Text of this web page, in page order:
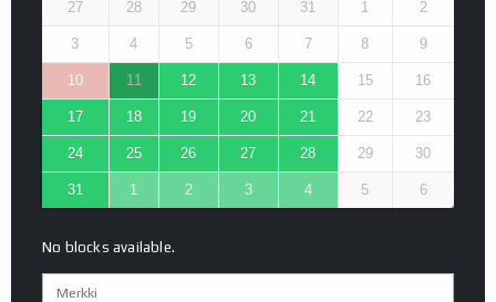
27 28 29 30 31 1 2
3 4 5 6 7 8 9
10 11 12 13 14 15 16
17 18 19 20 21 22 23
24 25 26 27 28 29 30
31 1 2 3 4 5 6
No blocks available.